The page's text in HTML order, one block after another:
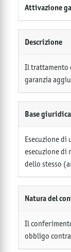
Attivazione
Descrizione
Il trattamento
garanzia
Base giuridica
Esecuzione di
esecuzione di
dello stesso
Natura del
Il
obbligo